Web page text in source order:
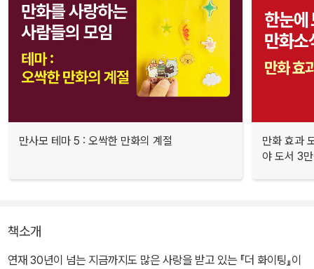
만사모 테마 5 : 오싹한 만화의 계절
만화 효과
야 도서 3
책소개
연재 30년이 넘는 지금까지도 많은 사랑을 받고 있는 『더 화이팅』이